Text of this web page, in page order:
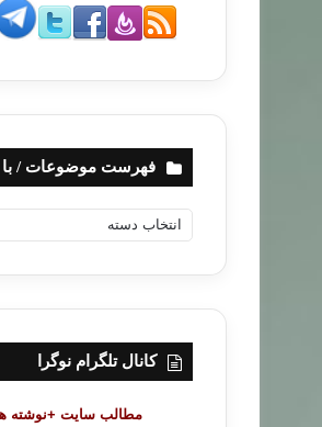
فهرست موضوعات / با
ه
ت
ض
کانال تلگرام نوگرا
مطالب سایت +نوشته